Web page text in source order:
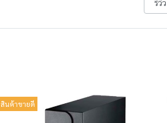
รีวิว
สินค้าขายดี